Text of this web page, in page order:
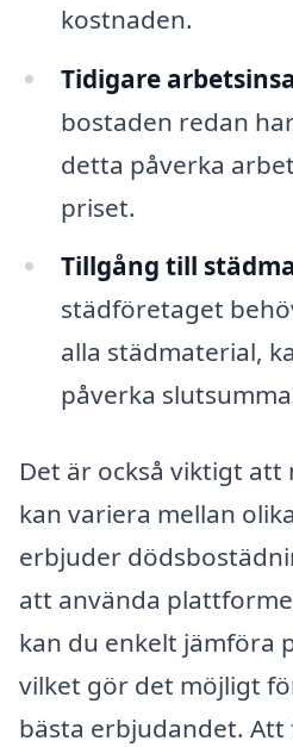
kostnaden.
Tidigare
bostaden redan
detta påverka
priset.
Tillgång till
städföretaget
alla städmaterial,
påverka
Det är också viktigt
kan variera mellan
erbjuder
att använda
kan du enkelt jämföra
vilket gör det möjligt
bästa erbjudandet.